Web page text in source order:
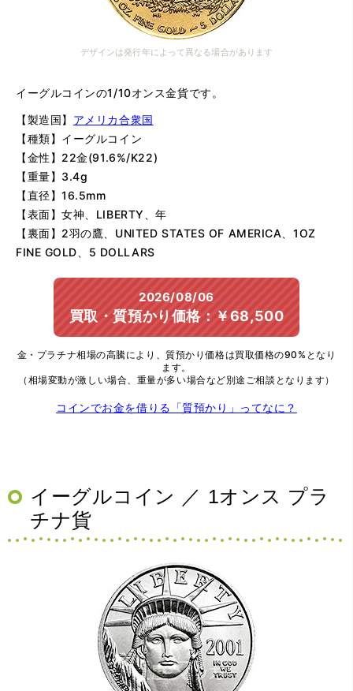
デザインは発行年によって異なる場合があります
イーグルコインの1/10オンス金貨です。
【製造国】 アメリカ合衆国
【種類】イーグルコイン
【金性】22金(91.6%/K22)
【重量】3.4g
【直径】16.5mm
【表面】女神、LIBERTY、年
【裏面】2羽の鷹、UNITED STATES OF AMERICA、1OZ
FINE GOLD、5 DOLLARS
2026/08/06
買取・質預かり価格：￥68,500
金・プラチナ相場の高騰により、質預かり価格は買取価格の90%となり
ます。
（相場変動が激しい場合、重量が多い場合など別途ご相談となります）
コインでお金を借りる「質預かり」ってなに？
イーグルコイン ／ 1オンス プラ
チナ貨